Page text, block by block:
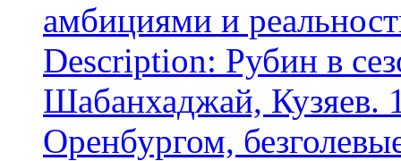
амбициями и
Description: Рубин в
Шабанхаджай, Кузяев.
Оренбургом,